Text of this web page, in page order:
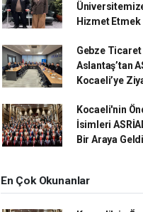
Hizmet Etmek
Gebze Ticaret
Aslantaş’tan
Kocaeli’ye
Kocaeli'nin
İsimleri
Bir Araya Geldi
En Çok Okunanlar